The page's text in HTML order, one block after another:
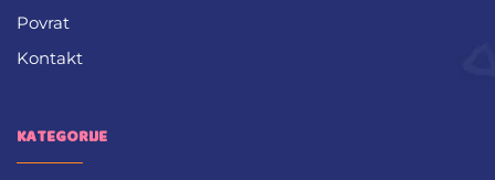
Povrat
Kontakt
KATEGORIJE